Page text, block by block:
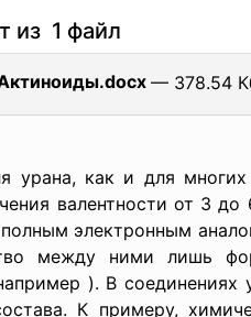
из 1 файл
— 378.54
и для многих d-
валентности от 3
электронным
между ними лишь
). В соединениях
К примеру,